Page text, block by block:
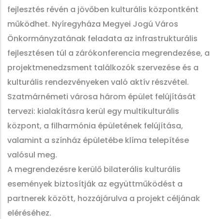
fejlesztés révén a jövőben kulturális központként
működhet. Nyíregyháza Megyei Jogú Város
Önkormányzatának feladata az infrastrukturális
fejlesztésen túl a zárókonferencia megrendezése, a
projektmenedzsment találkozók szervezése és a
kulturális rendezvényeken való aktív részvétel.
Szatmárnémeti városa három épület felújítását
tervezi: kialakításra kerül egy multikulturális
központ, a filharmónia épületének felújítása,
valamint a színház épületébe klíma telepítése
valósul meg.
A megrendezésre kerülő bilaterális kulturális
események biztosítják az együttműködést a
partnerek között, hozzájárulva a projekt céljának
eléréséhez.